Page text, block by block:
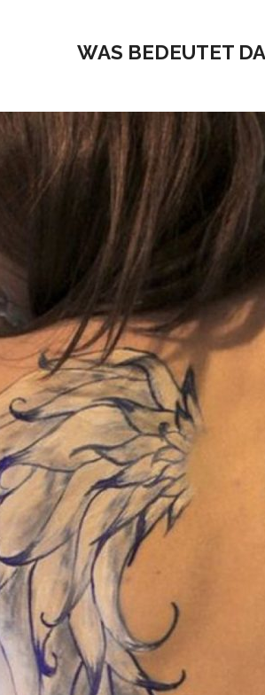
WAS BEDEUTET